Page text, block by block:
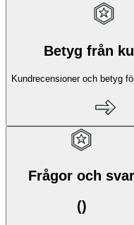
Betyg från
Kundrecensioner och betyg
Frågor och svar
()